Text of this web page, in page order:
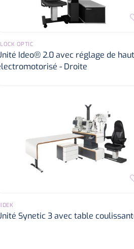
OPTIC
Ideo® 2.0 avec réglage de
- Droite
Synetic 3 avec table